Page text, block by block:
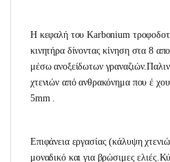
Η κεφαλή του Karbonium
κινητήρα δίνοντας κίνηση στα 8
μέσω ανοξείδωτων
χτενιών από ανθρακόνημα που έ
5mm .
Επιφάνεια εργασίας (κάλυψη
μοναδικό και για βρώσιμες